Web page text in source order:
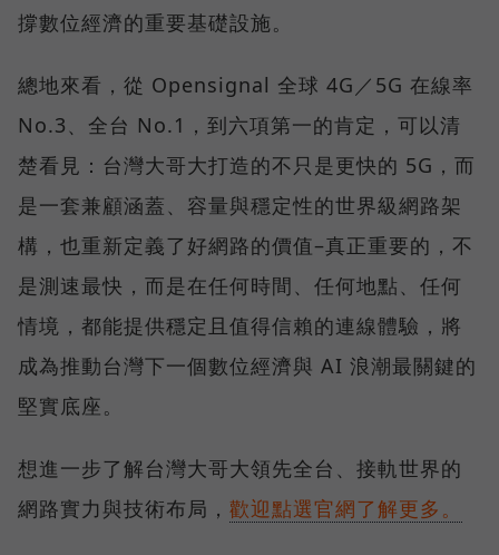
撐數位經濟的重要基礎設施。
總地來看，從 Opensignal 全球 4G／5G 在線率
No.3、全台 No.1，到六項第一的肯定，可以清
楚看見：台灣大哥大打造的不只是更快的 5G，而
是一套兼顧涵蓋、容量與穩定性的世界級網路架
構，也重新定義了好網路的價值–真正重要的，不
是測速最快，而是在任何時間、任何地點、任何
情境，都能提供穩定且值得信賴的連線體驗，將
成為推動台灣下一個數位經濟與 AI 浪潮最關鍵的
堅實底座。
想進一步了解台灣大哥大領先全台、接軌世界的
網路實力與技術布局， 歡迎點選官網了解更多。